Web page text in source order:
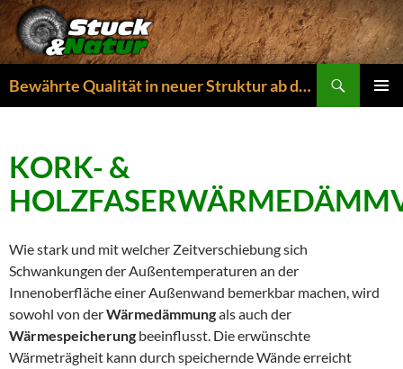
Zum
Inhalt
springen
Bewährte Qualität in neuer Struktur ab dem 01.04.2026
KORK- &
Wie stark und mit welcher Zeitverschiebung sich
Schwankungen der Außentemperaturen an der
Innenoberfläche einer Außenwand bemerkbar machen, wird
sowohl von derWärmedämmungals auch der
Wärmespeicherung beeinflusst. Die erwünschte
Wärmeträgheit kann durch speichernde Wände erreicht